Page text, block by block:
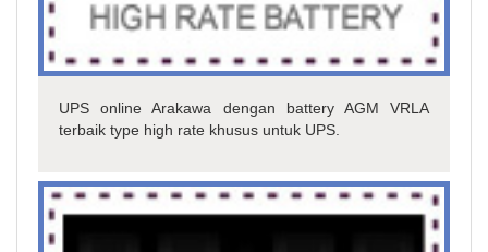
UPS online Arakawa dengan battery AGM VRLA
terbaik type high rate khusus untuk UPS.